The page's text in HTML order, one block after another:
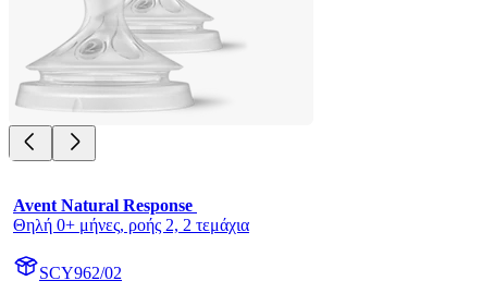
Avent Natural Response
Θηλή 0+ μήνες, ροής 2, 2 τεμάχια
SCY962/02